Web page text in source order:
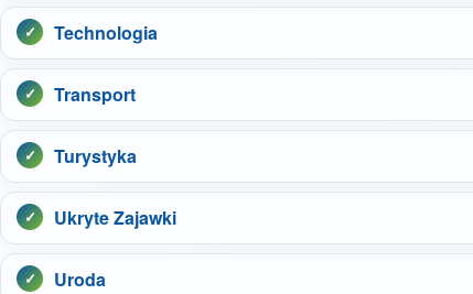
Technologia
Transport
Turystyka
Ukryte Zajawki
Uroda